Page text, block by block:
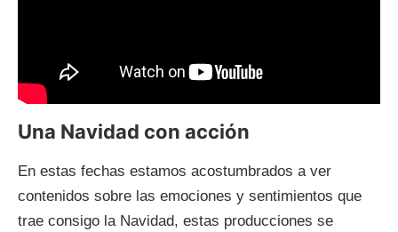
Una Navidad con acción
En estas fechas estamos acostumbrados a ver
contenidos sobre las emociones y sentimientos que
trae consigo la Navidad, estas producciones se